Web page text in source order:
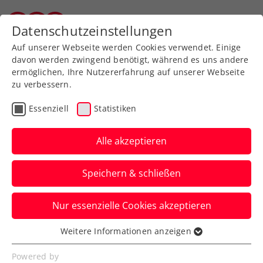
Aktuelle News
News filtern
Datenschutzeinstellungen
Auf unserer Webseite werden Cookies verwendet. Einige
davon werden zwingend benötigt, während es uns andere
ermöglichen, Ihre Nutzererfahrung auf unserer Webseite
zu verbessern.
Essenziell Statistiken
Alle akzeptieren
Speichern & schließen
Nur essenzielle Cookies akzeptieren
Essenziell
Essenzielle Cookies werden für grundlegende
Weitere Informationen anzeigen
Powered by